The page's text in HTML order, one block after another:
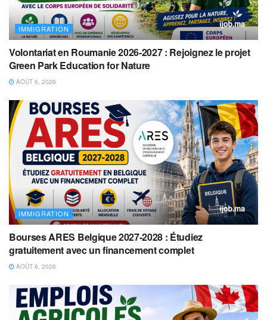
IMMIGRATION
Volontariat en Roumanie 2026-2027 : Rejoignez le projet
Green Park Education for Nature
AOÛT 6, 2026
IMMIGRATION
Bourses ARES Belgique 2027-2028 : Étudiez
gratuitement avec un financement complet
AOÛT 6, 2026